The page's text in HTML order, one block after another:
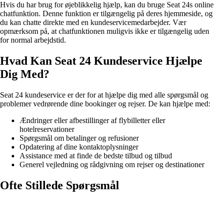
Hvis du har brug for øjeblikkelig hjælp, kan du bruge Seat 24s online
chatfunktion. Denne funktion er tilgængelig på deres hjemmeside, og
du kan chatte direkte med en kundeservicemedarbejder. Vær
opmærksom på, at chatfunktionen muligvis ikke er tilgængelig uden
for normal arbejdstid.
Hvad Kan Seat 24 Kundeservice Hjælpe
Dig Med?
Seat 24 kundeservice er der for at hjælpe dig med alle spørgsmål og
problemer vedrørende dine bookinger og rejser. De kan hjælpe med:
Ændringer eller afbestillinger af flybilletter eller
hotelreservationer
Spørgsmål om betalinger og refusioner
Opdatering af dine kontaktoplysninger
Assistance med at finde de bedste tilbud og tilbud
Generel vejledning og rådgivning om rejser og destinationer
Ofte Stillede Spørgsmål